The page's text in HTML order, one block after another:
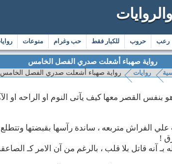
رعب حروب للكبار فقط حب وغرام منوعات
رواية صهباء أشعلت صدري الفصل الخامس
روايات رواية صهباء أشعلت صدري الفصل الخامس
بنفس القصر معها كيف يآتى النوم او الراحه او
الفراش متربعه ، ساندة رآسها بقبضتها
!
بـ آنه قاتل بلا قلب ، بالرغم من آن الامر كـ